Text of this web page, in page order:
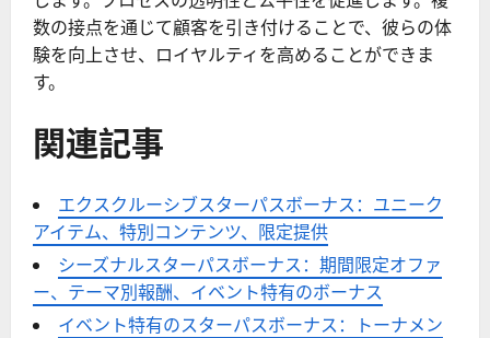
数の接点を通じて顧客を引き付けることで、彼らの体
験を向上させ、ロイヤルティを高めることができま
す。
関連記事
エクスクルーシブスターパスボーナス：ユニーク
アイテム、特別コンテンツ、限定提供
シーズナルスターパスボーナス：期間限定オファ
ー、テーマ別報酬、イベント特有のボーナス
イベント特有のスターパスボーナス：トーナメン